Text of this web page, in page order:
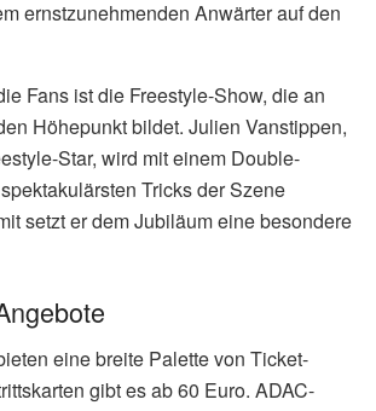
ernstzunehmenden Anwärter auf den
Fans ist die Freestyle-Show, die an
Höhepunkt bildet. Julien Vanstippen,
Star, wird mit einem Double-
Tricks der Szene
setzt er dem Jubiläum eine besondere
eine breite Palette von Ticket-
gibt es ab 60 Euro. ADAC-